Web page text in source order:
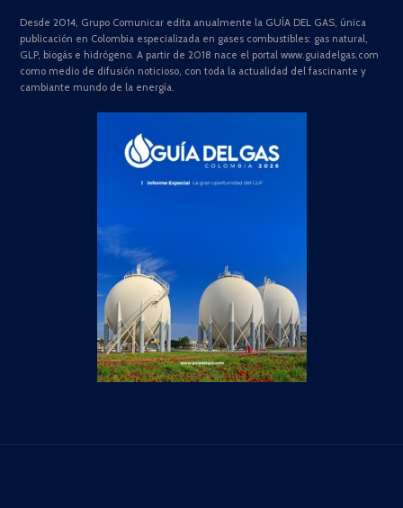
Desde 2014, Grupo Comunicar edita anualmente la GUÍA DEL GAS, única
publicación en Colombia especializada en gases combustibles: gas natural,
GLP, biogás e hidrógeno. A partir de 2018 nace el portal www.guiadelgas.com
como medio de difusión noticioso, con toda la actualidad del fascinante y
cambiante mundo de la energía.